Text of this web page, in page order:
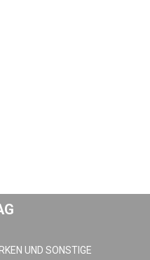
UND SONSTIGE